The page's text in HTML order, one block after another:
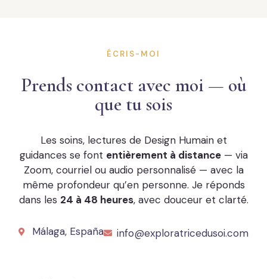
ÉCRIS-MOI
Prends contact avec moi — où
que tu sois
Les soins, lectures de Design Humain et
guidances se font entièrement à distance— via
Zoom, courriel ou audio personnalisé — avec la
même profondeur qu’en personne. Je réponds
dans les 24 à 48 heures, avec douceur et clarté.
Málaga, España info@exploratricedusoi.com